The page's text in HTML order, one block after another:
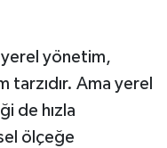
yerel yönetim,
Ama yerel
de hızla
ölçeğe